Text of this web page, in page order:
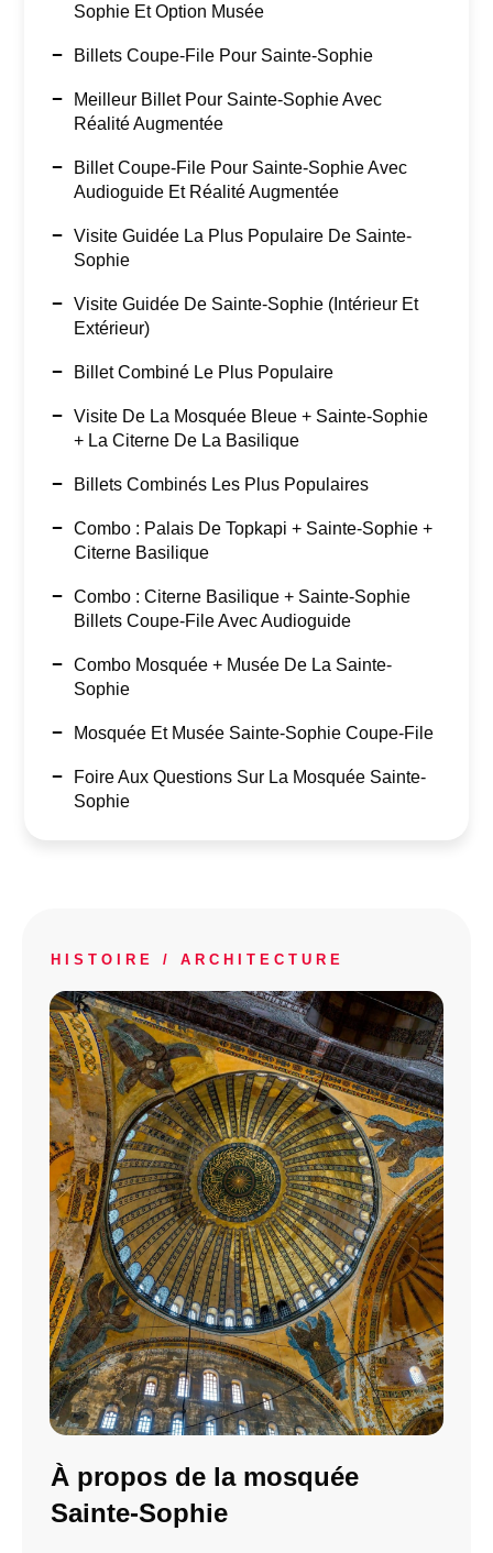
Sophie Et Option Musée
Billets Coupe-File Pour Sainte-Sophie
Meilleur Billet Pour Sainte-Sophie Avec
Réalité Augmentée
Billet Coupe-File Pour Sainte-Sophie Avec
Audioguide Et Réalité Augmentée
Visite Guidée La Plus Populaire De Sainte-
Sophie
Visite Guidée De Sainte-Sophie (intérieur Et
Extérieur)
Billet Combiné Le Plus Populaire
Visite De La Mosquée Bleue + Sainte-Sophie
+ La Citerne De La Basilique
Billets Combinés Les Plus Populaires
Combo : Palais De Topkapi + Sainte-Sophie +
Citerne Basilique
Combo : Citerne Basilique + Sainte-Sophie
Billets Coupe-File Avec Audioguide
Combo Mosquée + Musée De La Sainte-
Sophie
Mosquée Et Musée Sainte-Sophie Coupe-File
Foire Aux Questions Sur La Mosquée Sainte-
Sophie
HISTOIRE / ARCHITECTURE
À propos de la mosquée
Sainte-Sophie